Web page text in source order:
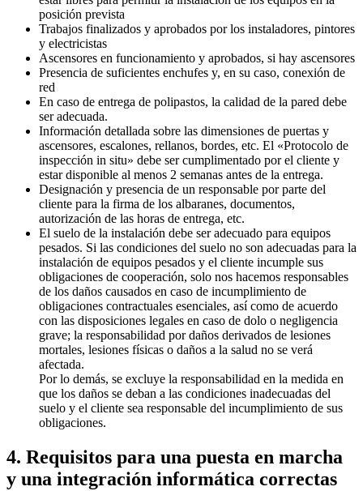
posición prevista
Trabajos finalizados y aprobados por los instaladores, pintores
y electricistas
Ascensores en funcionamiento y aprobados, si hay ascensores
Presencia de suficientes enchufes y, en su caso, conexión de
red
En caso de entrega de polipastos, la calidad de la pared debe
ser adecuada.
Información detallada sobre las dimensiones de puertas y
ascensores, escalones, rellanos, bordes, etc. El «Protocolo de
inspección in situ» debe ser cumplimentado por el cliente y
estar disponible al menos 2 semanas antes de la entrega.
Designación y presencia de un responsable por parte del
cliente para la firma de los albaranes, documentos,
autorización de las horas de entrega, etc.
El suelo de la instalación debe ser adecuado para equipos
pesados. Si las condiciones del suelo no son adecuadas para la
instalación de equipos pesados y el cliente incumple sus
obligaciones de cooperación, solo nos hacemos responsables
de los daños causados en caso de incumplimiento de
obligaciones contractuales esenciales, así como de acuerdo
con las disposiciones legales en caso de dolo o negligencia
grave; la responsabilidad por daños derivados de lesiones
mortales, lesiones físicas o daños a la salud no se verá
afectada.
Por lo demás, se excluye la responsabilidad en la medida en
que los daños se deban a las condiciones inadecuadas del
suelo y el cliente sea responsable del incumplimiento de sus
obligaciones.
4. Requisitos para una puesta en marcha
y una integración informática correctas